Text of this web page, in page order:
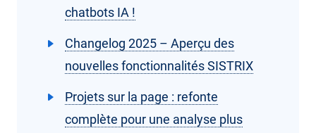
chatbots IA !
Changelog 2025 – Aperçu des
nouvelles fonctionnalités SISTRIX
Projets sur la page : refonte
complète pour une analyse plus